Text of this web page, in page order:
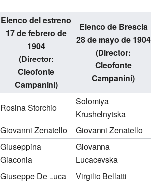
Elenco del estreno
17 de febrero de
1904
(Director:
Cleofonte
Campanini)
Elenco de Brescia
28 de mayo de 1904
(Director:
Cleofonte
Campanini)
Rosina Storchio
Solomiya
Krushelnytska
Giovanni Zenatello
Giovanni Zenatello
Giuseppina
Giaconia
Giovanna
Lucacevska
Giuseppe De Luca
Virgilio Bellatti